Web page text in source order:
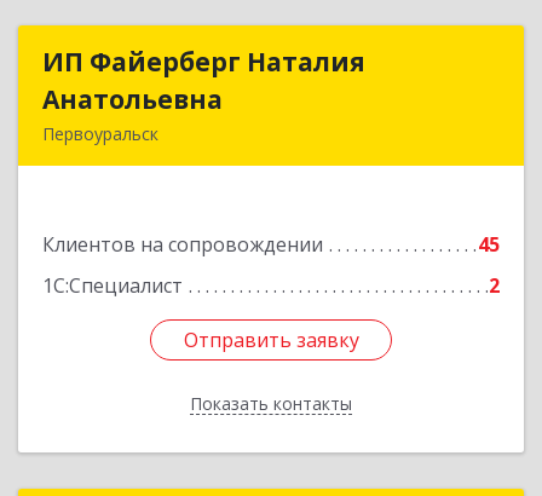
ИП Файерберг Наталия
Анатольевна
Первоуральск
Клиентов на сопровождении
45
1С:Специалист
2
Отправить заявку
Показать контакты
ИП Файерберг Наталия
Подробнее
Отправить заявку
Назад